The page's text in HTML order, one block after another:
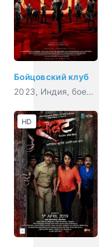
Бойцовский клуб
2023, Индия, боевик
HD